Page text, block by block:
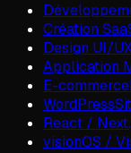
Création
Design UI/
Application
E-commerce
WordPress
React /
visionOS /